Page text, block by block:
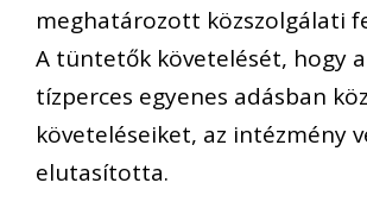
meghatározott közszolgálati
A tüntetők követelését, hogy
tízperces egyenes adásban
követeléseiket, az intézmény
elutasította.